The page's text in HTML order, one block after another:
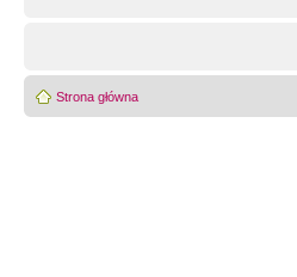
Strona główna